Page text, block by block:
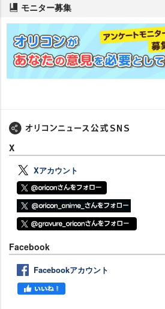
モニター募集
X
Xアカウント
Facebook
Facebookアカウント